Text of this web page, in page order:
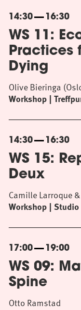
14:30 16:30
WS 11:
Practices
Dying
Workshop
Olive Bieringa
14:30 16:30
WS 15:
Deux
Workshop
Camille Larroque
17:00 19:00
WS 09:
Spine
Otto Ramstad